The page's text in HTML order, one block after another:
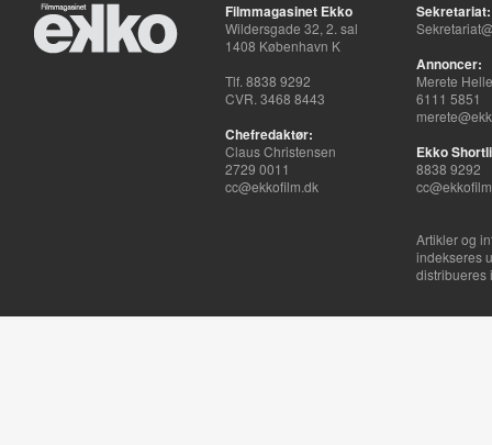
Filmmagasinet Ekko
Wildersgade 32, 2. sal
1408 København K
Tlf. 8838 9292
CVR. 3468 8443
Chefredaktør:
Claus Christensen
2729 0011
cc@ekkofilm.dk
Sekretariat:
Annoncer:
Merete
6111 5851
Ekko
8838 9292
Artikler og
indekseres
distribueres